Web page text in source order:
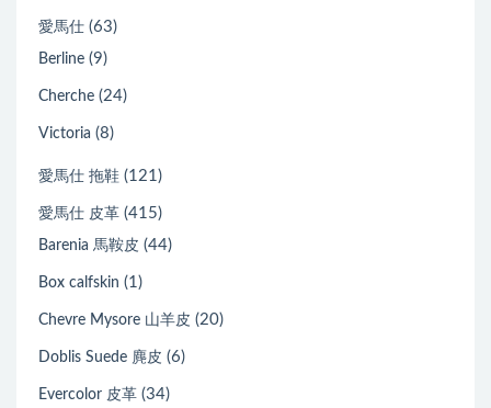
愛馬仕 (63)
Berline (9)
Cherche (24)
Victoria (8)
愛馬仕 拖鞋 (121)
愛馬仕 皮革 (415)
Barenia 馬鞍皮 (44)
Box calfskin (1)
Chevre Mysore 山羊皮 (20)
Doblis Suede 麂皮 (6)
Evercolor 皮革 (34)